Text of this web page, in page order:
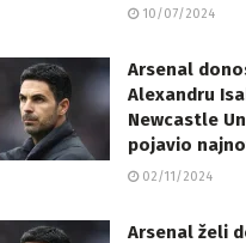
10/07/2024
Arsenal
Alexandru
Newcastle
pojavio
02/11/2024
Arsenal želi